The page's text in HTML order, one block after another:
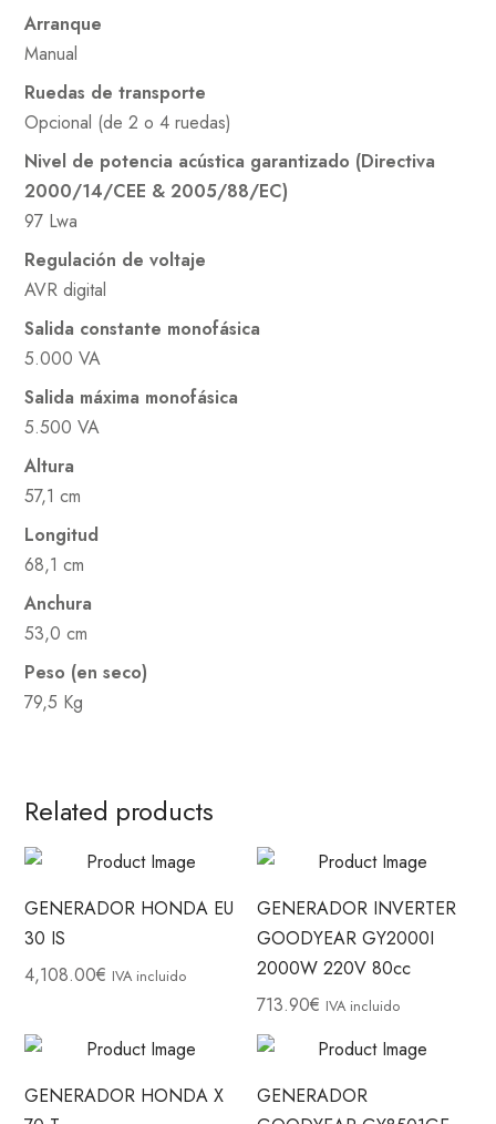
Arranque
Manual
Ruedas de transporte
Opcional (de 2 o 4 ruedas)
Nivel de potencia acústica garantizado (Directiva
2000/14/CEE & 2005/88/EC)
97 Lwa
Regulación de voltaje
AVR digital
Salida constante monofásica
5.000 VA
Salida máxima monofásica
5.500 VA
Altura
57,1 cm
Longitud
68,1 cm
Anchura
53,0 cm
Peso (en seco)
79,5 Kg
Related products
GENERADOR HONDA EU
30 IS
4,108.00€ IVA incluido
GENERADOR INVERTER
GOODYEAR GY2000I
2000W 220V 80cc
713.90€ IVA incluido
GENERADOR HONDA X
GENERADOR